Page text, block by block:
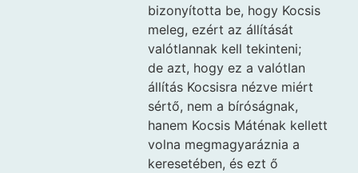
bizonyította be, hogy Kocsis
meleg, ezért az állítását
valótlannak kell tekinteni;
de azt, hogy ez a valótlan
állítás Kocsisra nézve miért
sértő, nem a bíróságnak,
hanem Kocsis Máténak kellett
volna megmagyaráznia a
keresetében, és ezt ő